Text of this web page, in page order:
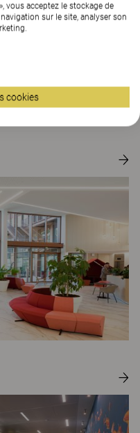
vous acceptez le stockage de
sur le site, analyser son
cookies